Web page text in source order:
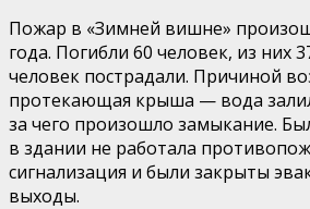
Пожар в «Зимней вишне»
года. Погибли 60 человек, из них
человек пострадали. Причиной
протекающая крыша — вода
за чего произошло замыкание.
в здании не работала
сигнализация и были закрыты
выходы.